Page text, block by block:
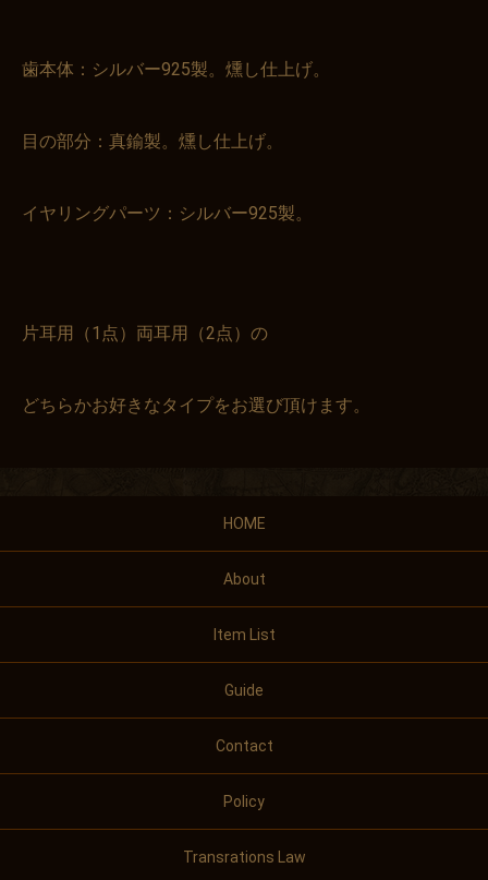
歯本体：シルバー925製。燻し仕上げ。
目の部分：真鍮製。燻し仕上げ。
イヤリングパーツ：シルバー925製。
片耳用（1点）両耳用（2点）の
どちらかお好きなタイプをお選び頂けます。
HOME
About
Item List
Guide
Contact
Policy
Transrations Law